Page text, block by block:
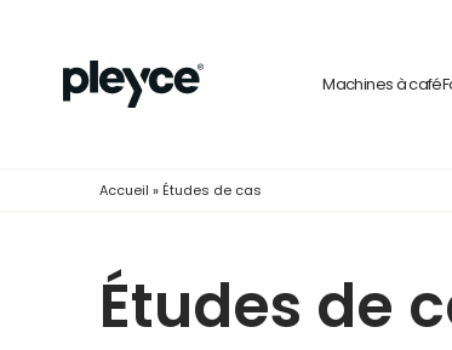
Machines à café
Accueil » Études de cas
Études de